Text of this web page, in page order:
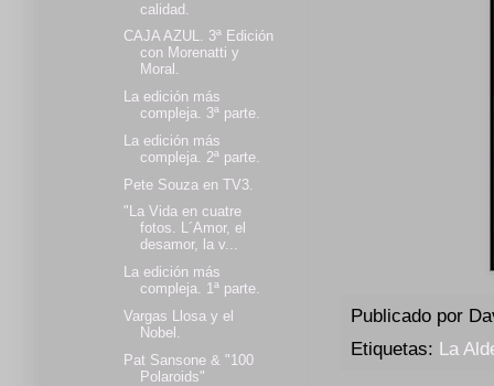
Publicado por
Etiquetas: La
calidad.
CAJA AZUL. 3ª Edición
con Morenatti y
Moral.
La edición más
compleja. 3ª parte.
La edición más
compleja. 2ª parte.
Pete Souza en TV3.
"La Vida en cuatre
fotos. L´Amor, el
desamor, la v...
La edición más
compleja. 1ª parte.
Vargas Llosa y el
Nobel.
Pat Sansone & "100
Polaroids"